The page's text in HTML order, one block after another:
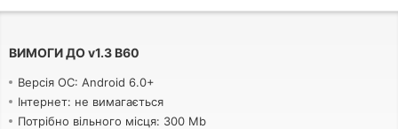
ВИМОГИ ДОv1.3 B60
Версія ОС: Android 6.0+
Інтернет: не вимагається
Потрібно вільного місця: 300 Mb